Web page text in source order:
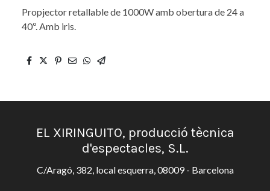
Propjector retallable de 1000W amb obertura de 24 a
40º. Amb iris.
EL XIRINGUITO, producció tècnica
d'espectacles, S.L.
C/Aragó, 382, local esquerra, 08009 - Barcelona